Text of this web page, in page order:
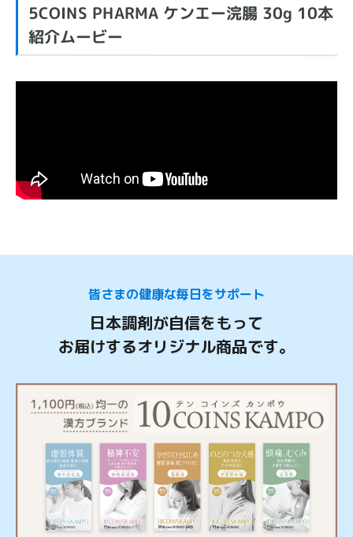
5COINS PHARMA ケンエー浣腸 30g 10本
紹介ムービー
皆さまの健康な毎日をサポート
日本調剤が自信をもって
お届けするオリジナル商品です。